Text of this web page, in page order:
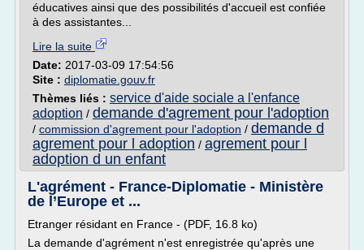
éducatives ainsi que des possibilités d'accueil est confiée
à des assistantes...
Lire la suite
Date: 2017-03-09 17:54:56
Site : diplomatie.gouv.fr
Thèmes liés : service d'aide sociale a l'enfance
adoption / demande d'agrement pour l'adoption
/ commission d'agrement pour l'adoption / demande d
agrement pour l adoption / agrement pour l
adoption d un enfant
L'agrément - France-Diplomatie - Ministère
de l’Europe et ...
Etranger résidant en France - (PDF, 16.8 ko)
La demande d'agrément n'est enregistrée qu'après une